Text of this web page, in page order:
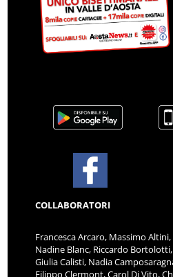
COLLABORATORI
Francesca Arcaro, Massimo
Nadine Blanc, Riccardo
Giulia Calisti, Nadia
Filippo Clermont, Carol Di Vito,